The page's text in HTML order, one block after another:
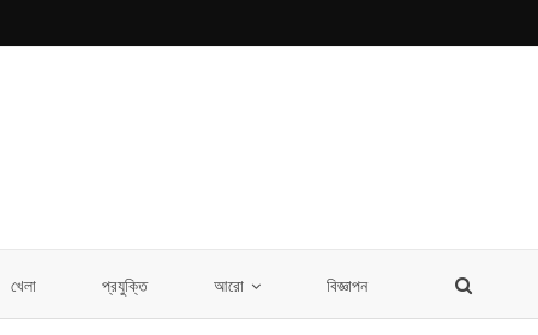
খেলা প্রযুক্তি আরো বিজ্ঞাপন